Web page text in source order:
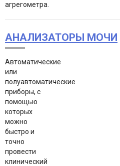
агрегометра.
АНАЛИЗАТОРЫ МОЧИ
Автоматические
или
полуавтоматические
приборы, с
помощью
которых
можно
быстро и
точно
провести
клинический